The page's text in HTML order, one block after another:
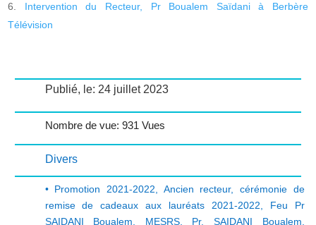
Intervention du Recteur, Pr Boualem Saïdani à Berbère
Télévision
Publié, le: 24 juillet 2023
Nombre de vue: 931 Vues
Divers
• Promotion 2021-2022 Ancien recteur, cérémonie de
remise de cadeaux aux lauréats 2021-2022
Feu Pr
SAIDANI Boualem
MESRS, Pr. SAIDANI Boualem